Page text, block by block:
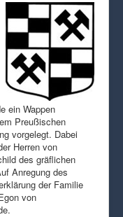
ein Wappen
Preußischen
vorgelegt. Dabei
Herren von
des gräflichen
Anregung des
der Familie
von